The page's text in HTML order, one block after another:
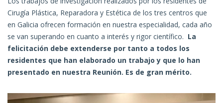
Cirugía Plástica, Reparadora y Estética de los tres centros que
en Galicia ofrecen formación en nuestra especialidad, cada año
se van superando en cuanto a interés y rigor científico. La
felicitación debe extenderse por tanto a todos los
residentes que han elaborado un trabajo y que lo han
presentado en nuestra Reunión. Es de gran mérito.